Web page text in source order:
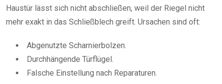
Haustür lässt sich nicht abschließen, weil der Riegel nicht
mehr exakt in das Schließblech greift. Ursachen sind oft:
Abgenutzte Scharnierbolzen.
Durchhängende Türflügel.
Falsche Einstellung nach Reparaturen.